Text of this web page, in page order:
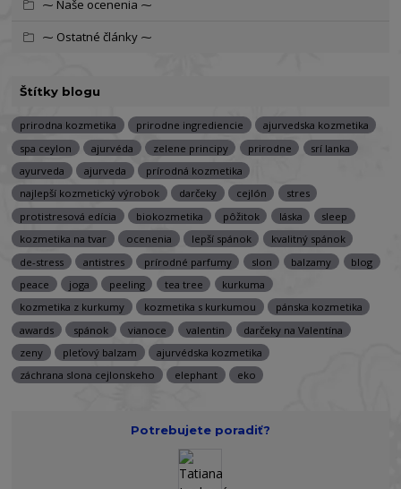
⁓ Naše ocenenia ⁓
⁓ Ostatné články ⁓
Štítky blogu
prirodna kozmetika prirodne ingrediencie
ajurvedska kozmetika
spa ceylon
ajurvéda zelene principy prirodne
srí lanka
ayurveda
ajurveda
prírodná kozmetika
najlepší kozmetický výrobok
darčeky cejlón
stres
protistresová edícia
biokozmetika pôžitok láska
sleep
kozmetika na tvar
ocenenia lepší spánok
kvalitný spánok
de-stress
antistres prírodné parfumy slon balzamy
blog
peace
joga peeling tea tree
kurkuma
kozmetika z kurkumy
kozmetika s kurkumou
pánska kozmetika
awards
spánok vianoce valentin
darčeky na Valentína
zeny
pleťový balzam
ajurvédska kozmetika
záchrana slona cejlonskeho
elephant eko
Potrebujete poradiť?